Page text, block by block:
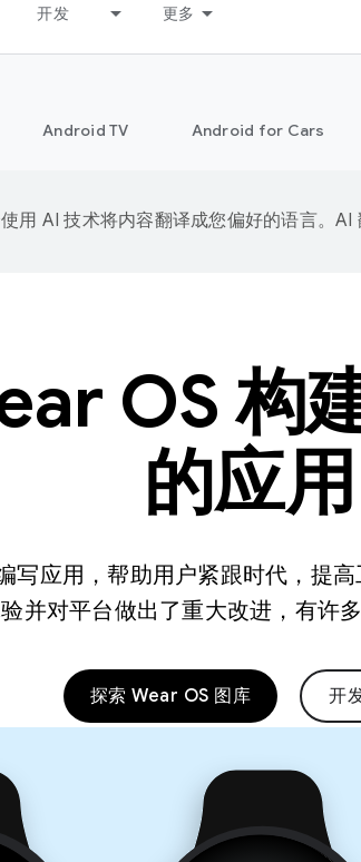
开发 更多
Android TV Android for Cars
用 AI 技术将内容翻译成您偏好的语言。AI
OS 构
的应用
写应用，帮助用户紧跟时代，提
并对平台做出了重大改进，有许
探索 Wear OS 图库 开